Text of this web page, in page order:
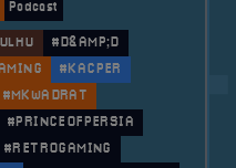
Podcast
#D&AMP;D
#KACPER
#MKWADRAT
#PRINCEOFPERSIA
#RETROGAMING